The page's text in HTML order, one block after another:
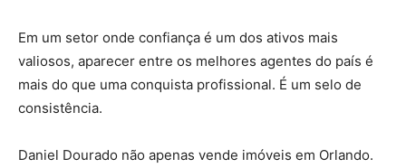
Em um setor onde confiança é um dos ativos mais
valiosos, aparecer entre os melhores agentes do país é
mais do que uma conquista profissional. É um selo de
consistência.
Daniel Dourado não apenas vende imóveis em Orlando.